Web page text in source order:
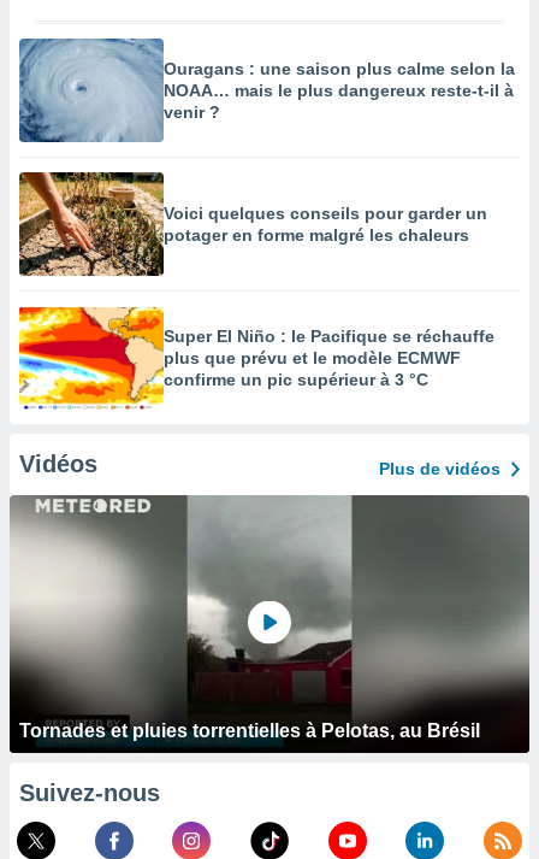
Ouragans : une saison plus calme selon la
NOAA… mais le plus dangereux reste-t-il à
venir ?
Voici quelques conseils pour garder un
potager en forme malgré les chaleurs
Super El Niño : le Pacifique se réchauffe
plus que prévu et le modèle ECMWF
confirme un pic supérieur à 3 °C
Vidéos Plus de vidéos
Tornades et pluies torrentielles à Pelotas, au Brésil
Suivez-nous